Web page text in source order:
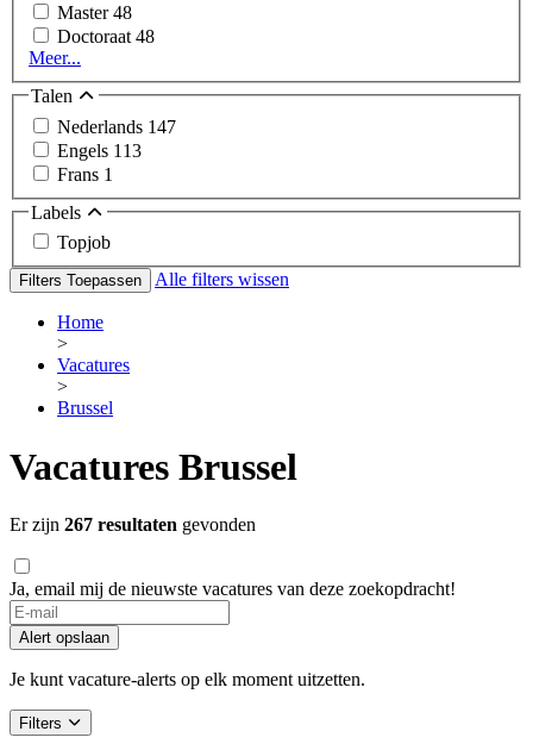
Master48
Doctoraat 48
Meer...
Talen
Nederlands 147
Engels 113
Frans 1
Labels
Topjob
Filters Toepassen Alle filters wissen
Home
>
Vacatures
>
Brussel
Vacatures Brussel
Er zijn 267 resultaten gevonden
Ja, email mij de nieuwste vacatures van deze zoekopdracht!
Alert opslaan
Je kunt vacature-alerts op elk moment uitzetten.
Filters